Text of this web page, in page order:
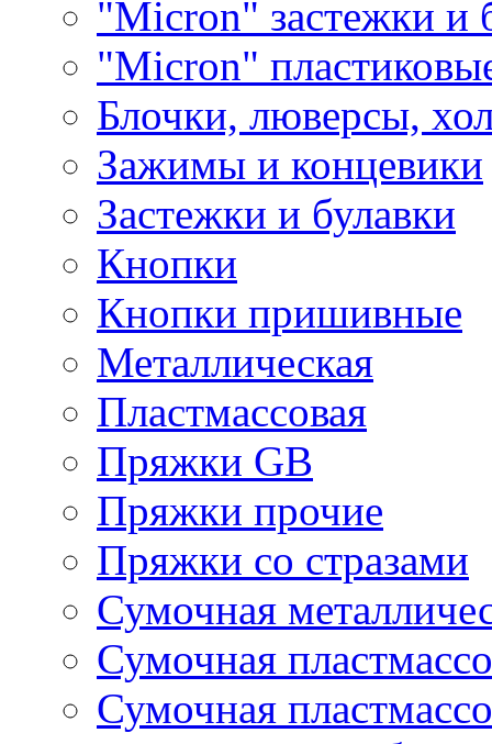
"Micron" застежки и
"Micron"
Блочки, люверсы,
Зажимы и концевики
Застежки и булавки
Кнопки
Кнопки пришивные
Металлическая
Пластмассовая
Пряжки GB
Пряжки прочие
Пряжки со стразами
Сумочная
Сумочная
Сумочная